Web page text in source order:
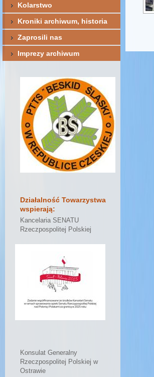
Kolarstwo
Kroniki archiwum, historia
Zaprosili nas
Imprezy archiwum
Działalność Towarzystwa
wspierają:
Kancelaria SENATU
Rzeczpospolitej Polskiej
Konsulat Generalny
Rzeczpospolitej Polskiej w
Ostrawie